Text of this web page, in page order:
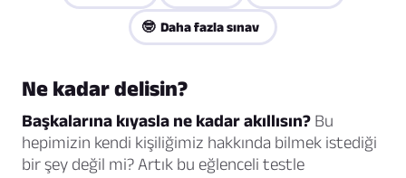
🤓 Daha fazla sınav
Ne kadar delisin?
Başkalarına kıyasla ne kadar akıllısın? Bu
hepimizin kendi kişiliğimiz hakkında bilmek istediği
bir şey değil mi? Artık bu eğlenceli testle